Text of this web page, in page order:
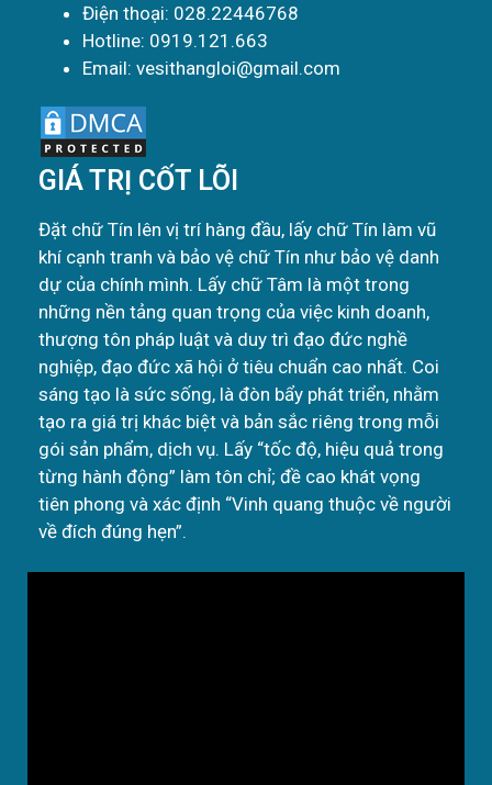
Điện thoại: 028.22446768
Hotline: 0919.121.663
Email: vesithangloi@gmail.com
GIÁ TRỊ CỐT LÕI
Đặt chữ Tín lên vị trí hàng đầu, lấy chữ Tín làm vũ
khí cạnh tranh và bảo vệ chữ Tín như bảo vệ danh
dự của chính mình. Lấy chữ Tâm là một trong
những nền tảng quan trọng của việc kinh doanh,
thượng tôn pháp luật và duy trì đạo đức nghề
nghiệp, đạo đức xã hội ở tiêu chuẩn cao nhất. Coi
sáng tạo là sức sống, là đòn bẩy phát triển, nhằm
tạo ra giá trị khác biệt và bản sắc riêng trong mỗi
gói sản phẩm, dịch vụ. Lấy “tốc độ, hiệu quả trong
từng hành động” làm tôn chỉ; đề cao khát vọng
tiên phong và xác định “Vinh quang thuộc về người
về đích đúng hẹn”.